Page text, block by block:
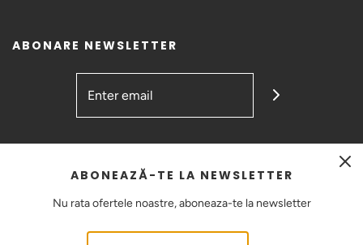
ABONARE NEWSLETTER
ABONEAZĂ-TE LA NEWSLETTER
Nu rata ofertele noastre, aboneaza-te la newsletter